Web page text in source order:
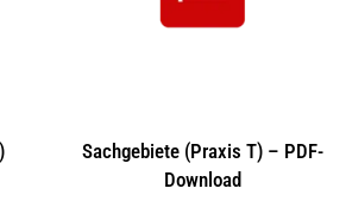
Sachgebiete (Praxis T) – PDF-
Download